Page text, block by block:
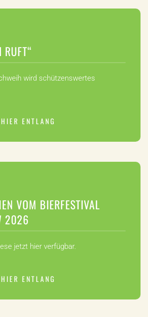
RUFT“
wird schützenswertes
HIER ENTLANG
VOM BIERFESTIVAL
2026
jetzt hier verfügbar.
HIER ENTLANG